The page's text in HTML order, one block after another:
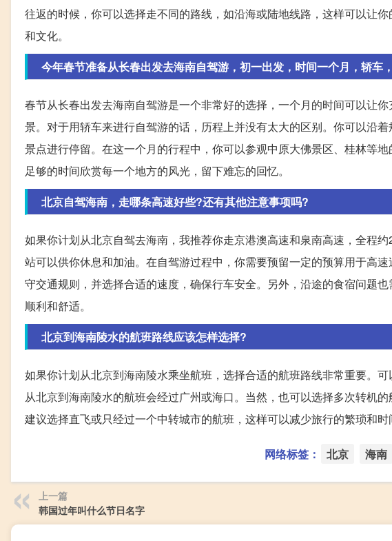
往返的时候，你可以选择走不同的路线，如沿海或陆地线路，这样可以让
和文化。
今年春节准备从长春出发去海南自驾游，初一出发，时间一个月，轿车
春节从长春出发去海南自驾游是一个非常好的选择，一个月的时间可以让
景。对于用轿车来进行自驾游的话，历程上并没有太大的区别。你可以沿
景点进行停留。在这一个月的行程中，你可以参观中原大佛景区、桂林等
足够的时间欣赏每一个地方的风光，留下难忘的回忆。
北京自驾海南，走哪条高速好些?还有其他注意事项吗?
如果你计划从北京自驾去海南，我推荐你走京港澳高速和泉南高速，全程
站可以供你休息和加油。在自驾游过程中，你需要预留一定的预算用于高
守交通规则，并选择合适的速度，确保行车安全。另外，沿途的食宿问题
顺利和舒适。
北京到海南陵水的航班路线应该怎样选择?
如果你计划从北京到海南陵水乘坐航班，选择合适的航班路线非常重要。
从北京到海南陵水的航班会经过广州或海口。当然，也可以选择多次转机
建议选择直飞或只经过一个中转城市的航班，这样可以减少旅行的繁琐和时
网络标签： 北京 海南
上一篇
韩国过年叫什么节日名字